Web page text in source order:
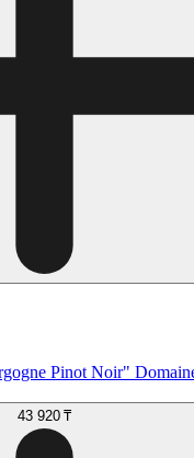
Pinot Noir"
43 920 ₸